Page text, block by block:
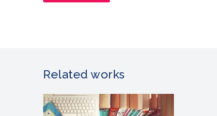
Related works